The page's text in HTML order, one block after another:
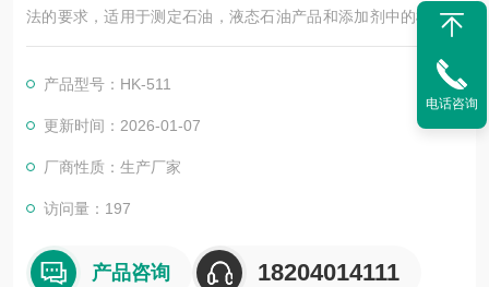
法的要求，适用于测定石油，液态石油产品和添加剂中的机械杂
质。
产品型号：HK-511
更新时间：2026-01-07
厂商性质：生产厂家
访问量：197
产品咨询 18204014111
电话咨询